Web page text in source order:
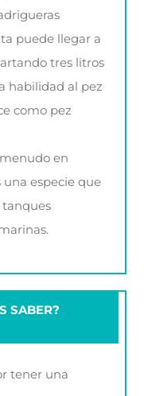
puede llegar a
tres litros
habilidad al pez
como pez
en
una especie que
tanques
SABER?
tener una